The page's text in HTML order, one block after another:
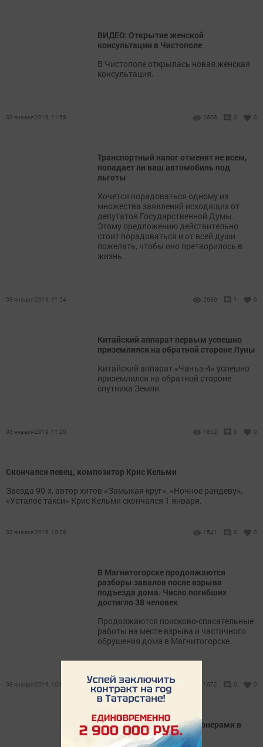
ВИДЕО: Открытие женской
консультации в Чистополе
В Чистополе открылась новая женская
консультация.
03 января 2019, 11:58 2608 0 0
Транспортный налог отменят не всем,
попадает ли ваш автомобиль под
льготы
Хочется порадоваться одному из
множества заявлений исходящих от
депутатов Государственной Думы.
Этому предложению действительно
стоит порадоваться и от всей души
пожелать, чтобы оно претворилось в
жизнь.
03 января 2019, 11:24 2639 1 0
Китайский аппарат первым успешно
приземлился на обратной стороне Луны
Китайский аппарат «Чанъэ-4» успешно
приземлился на обратной стороне
спутника Земли.
03 января 2019, 11:20 1852 0 0
Скончался певец, композитор Крис Кельми
Звезда 90-х, автор хитов «Замыкая круг», «Ночное рандеву»,
«Усталое такси» Крис Кельми скончался 1 января.
03 января 2019, 10:28 1541 0 0
В Магнитогорске продолжаются
разборы завалов после взрыва
подъезда дома. Число погибших
достигло 38 человек
Продолжаются поисково-спасательные
работы на месте взрыва и частичного
обрушения дома в Магнитогорске.
03 января 2019, 10:07 1672 0 0
Татарстанцы стали миллионерами в
Новый год